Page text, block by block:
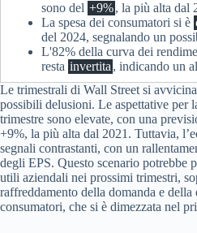
sono del +9%, la più alta dal
La spesa dei consumatori si è
del 2024, segnalando un
L'82% della curva dei
resta invertita , indicando un
Le trimestrali di Wall Street si
possibili delusioni. Le aspettative per
trimestre sono elevate, con una
+9%, la più alta dal 2021. Tuttavia,
segnali contrastanti, con un
degli EPS. Questo scenario potrebbe
utili aziendali nei prossimi trimestri,
raffreddamento della domanda e
consumatori, che si è dimezzata nel